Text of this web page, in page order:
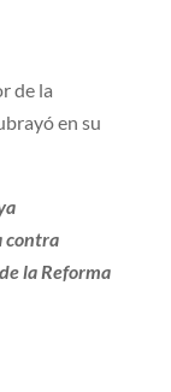
de la
en su
contra
la Reforma